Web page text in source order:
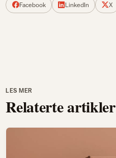
Facebook LinkedIn X
LES MER
Relaterte artikler